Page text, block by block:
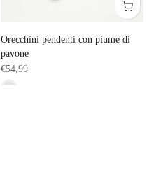
Orecchini pendenti con piume di
pavone
€54,99